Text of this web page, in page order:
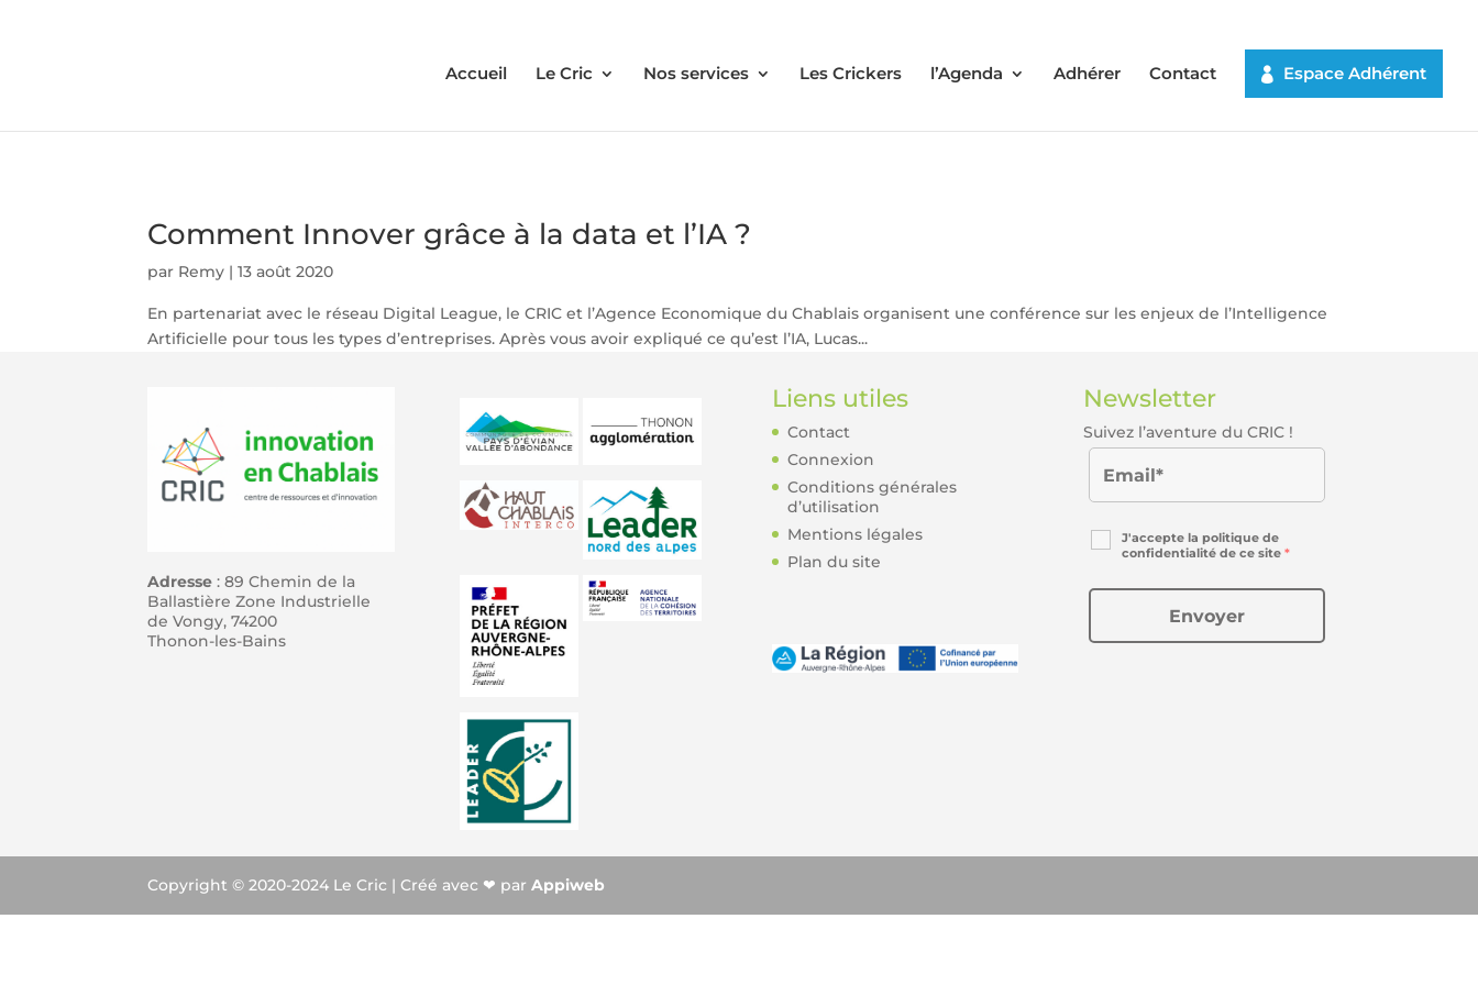
Accueil Le Cric Nos services Les Crickers l’Agenda Adhérer Contact Espace Adhérent
Comment Innover grâce à la data et l’IA ?
par Remy |13 août 2020
En partenariat avec le réseau Digital League, le CRIC et l’Agence Economique du Chablais organisent une conférence sur les enjeux de l’Intelligence
Artificielle pour tous les types d’entreprises. Après vous avoir expliqué ce qu’est l’IA, Lucas...
Adresse : 89 Chemin de la
Ballastière Zone Industrielle
de Vongy, 74200
Thonon-les-Bains
Liens utiles
Contact
Connexion
Conditions générales
d’utilisation
Mentions légales
Plan du site
Newsletter
Suivez l’aventure du CRIC !
J'accepte la politique de
confidentialité de ce site*
Copyright © 2020-2024 Le Cric | Créé avec ❤ parAppiweb